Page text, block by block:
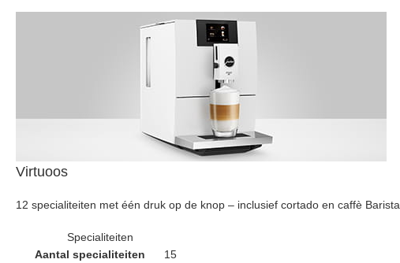
Virtuoos
12 specialiteiten met één druk op de knop – inclusief cortado en caffè Barista
Specialiteiten
Aantal specialiteiten
15